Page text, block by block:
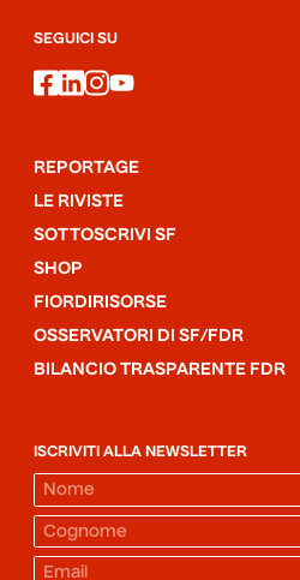
SEGUICI SU
facebook
linkedin
instagram
youtube
REPORTAGE
LE RIVISTE
SOTTOSCRIVI SF
SHOP
FIORDIRISORSE
OSSERVATORI DI SF/FDR
BILANCIO TRASPARENTE FDR
ISCRIVITI ALLA NEWSLETTER